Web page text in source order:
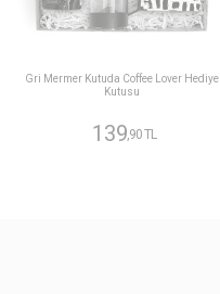
Gri Mermer Kutuda Coffee Lover Hediye
Kutusu
139,90 TL